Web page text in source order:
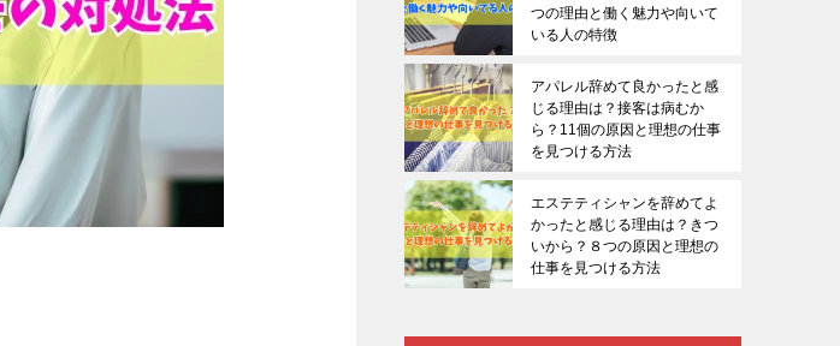
つの理由と働く魅力や向いて
いる人の特徴
アパレル辞めて良かったと感
じる理由は？接客は病むか
ら？11個の原因と理想の仕事
を見つける方法
エステティシャンを辞めてよ
かったと感じる理由は？きつ
いから？８つの原因と理想の
仕事を見つける方法